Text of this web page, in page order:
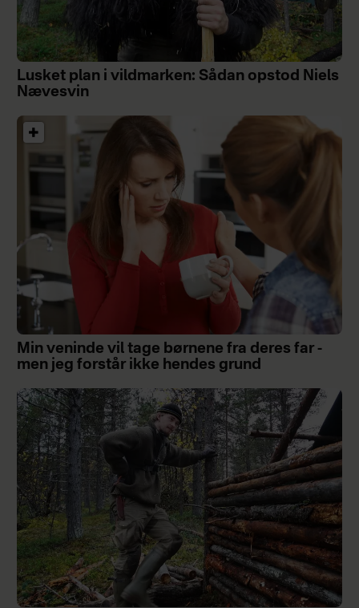
Lusket plan i vildmarken: Sådan opstod Niels
Nævesvin
Min veninde vil tage børnene fra deres far -
men jeg forstår ikke hendes grund